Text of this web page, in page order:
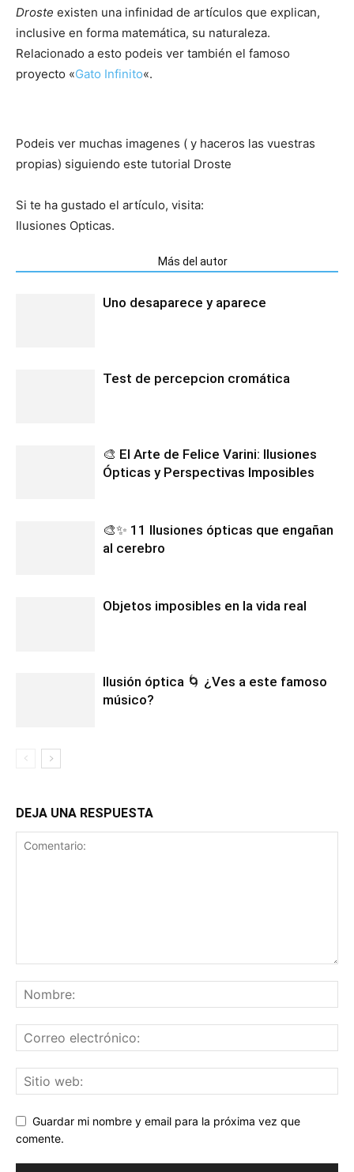
Droste existen una infinidad de artículos que explican,
inclusive en forma matemática, su naturaleza.
Relacionado a esto podeis ver también el famoso
proyecto «Gato Infinito«.
Podeis ver muchas imagenes ( y haceros las vuestras
propias) siguiendo este tutorial Droste
Si te ha gustado el artículo, visita:
Ilusiones Opticas.
Más del autor
Uno desaparece y aparece
Test de percepcion cromática
🎨 El Arte de Felice Varini: Ilusiones
Ópticas y Perspectivas Imposibles
🎨✨ 11 Ilusiones ópticas que engañan
al cerebro
Objetos imposibles en la vida real
Ilusión óptica 🌀 ¿Ves a este famoso
músico?
DEJA UNA RESPUESTA
Guardar mi nombre y email para la próxima vez que
comente.